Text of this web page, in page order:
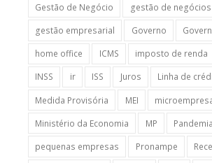
Gestão de Negócio
gestão de negócios
gestão empresarial
Governo
home office
ICMS imposto de renda
INSS
ir ISS Juros
Linha de
Medida Provisória
MEI
Ministério da Economia
MP
Pandemia
pequenas empresas
Pronampe